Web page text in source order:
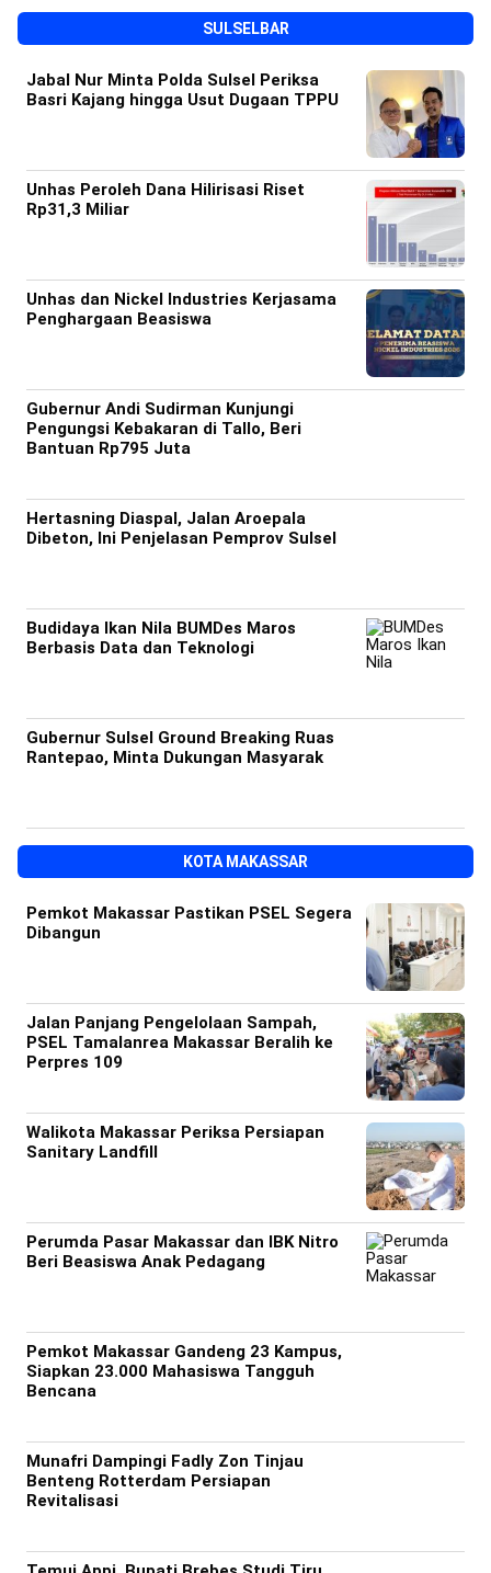
SULSELBAR
Jabal Nur Minta Polda Sulsel Periksa
Basri Kajang hingga Usut Dugaan TPPU
Unhas Peroleh Dana Hilirisasi Riset
Rp31,3 Miliar
Unhas dan Nickel Industries Kerjasama
Penghargaan Beasiswa
Gubernur Andi Sudirman Kunjungi
Pengungsi Kebakaran di Tallo, Beri
Bantuan Rp795 Juta
Hertasning Diaspal, Jalan Aroepala
Dibeton, Ini Penjelasan Pemprov Sulsel
Budidaya Ikan Nila BUMDes Maros
Berbasis Data dan Teknologi
Gubernur Sulsel Ground Breaking Ruas
Rantepao, Minta Dukungan Masyarak
KOTA MAKASSAR
Pemkot Makassar Pastikan PSEL Segera
Dibangun
Jalan Panjang Pengelolaan Sampah,
PSEL Tamalanrea Makassar Beralih ke
Perpres 109
Walikota Makassar Periksa Persiapan
Sanitary Landfill
Perumda Pasar Makassar dan IBK Nitro
Beri Beasiswa Anak Pedagang
Pemkot Makassar Gandeng 23 Kampus,
Siapkan 23.000 Mahasiswa Tangguh
Bencana
Munafri Dampingi Fadly Zon Tinjau
Benteng Rotterdam Persiapan
Revitalisasi